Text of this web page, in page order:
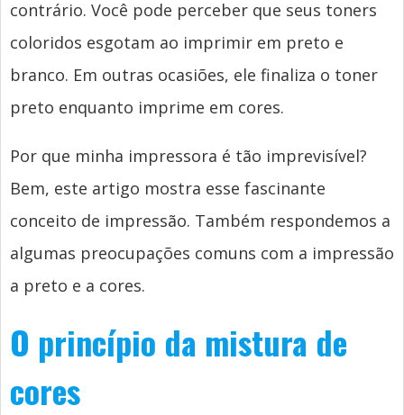
contrário. Você pode perceber que seus toners
coloridos esgotam ao imprimir em preto e
branco. Em outras ocasiões, ele finaliza o toner
preto enquanto imprime em cores.
Por que minha impressora é tão imprevisível?
Bem, este artigo mostra esse fascinante
conceito de impressão. Também respondemos a
algumas preocupações comuns com a impressão
a preto e a cores.
O princípio da mistura de
cores